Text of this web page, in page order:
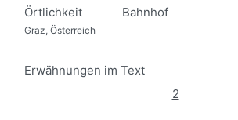
Örtlichkeit Bahnhof
Graz, Österreich
Erwähnungen im Text
2